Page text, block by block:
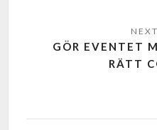
GÖR EVENTET
RÄTT